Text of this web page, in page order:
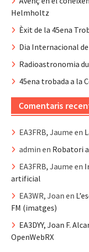
Helmholtz
Èxit de la 45ena
Dia Internacional
Radioastronomia
45ena trobada a la
Comentaris
EA3FRB, Jaume en
admin en Robatori
EA3FRB, Jaume en
artificial
EA3WR, Joan en
FM (imatges)
EA3DYY, Joan F.
OpenWebRX